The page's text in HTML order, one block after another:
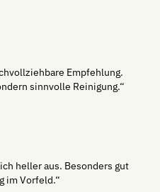
Empfehlung.
sinnvolle Reinigung.“
heller aus. Besonders gut
im Vorfeld.“